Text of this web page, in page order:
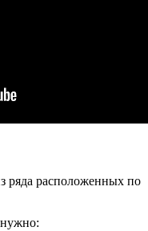
ряда расположенных по
нужно: